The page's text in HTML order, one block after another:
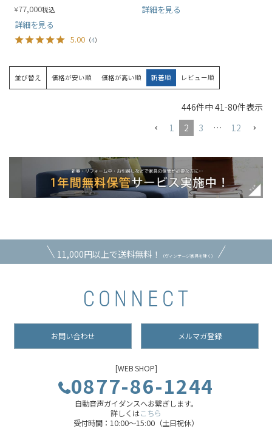
¥77,000税込
詳細を見る
5.00 （4）
詳細を見る
並び替え 価格が安い順 価格が高い順 新着順 レビュー順
446件中 41-80件表示
1
2 3 … 12
11,000円以上で送料無料！ （ヴィンテージ家具を除く）
お問い合わせ メルマガ登録
[WEB SHOP]
0877-86-1244
自動音声ガイダンスへお繋ぎします。
詳しくはこちら
受付時間：10:00～15:00（土日祝休）